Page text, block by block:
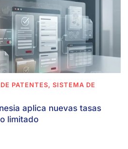
PATENTES, SISTEMA DE
aplica nuevas tasas
limitado